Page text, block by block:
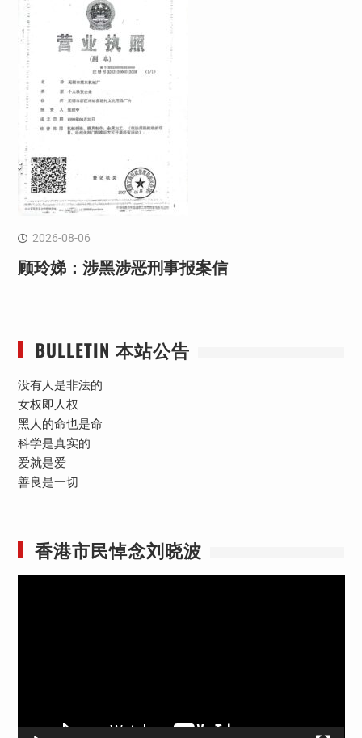
2026-08-06
顾玲娣：涉黑涉恶刑事报案信
BULLETIN 本站公告
没有人是非法的
女权即人权
黑人的命也是命
科学是真实的
爱就是爱
善良是一切
香港市民悼念刘晓波